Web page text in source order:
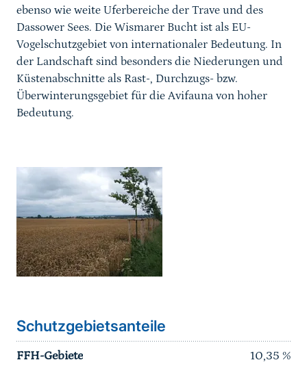
ebenso wie weite Uferbereiche der Trave und des
Dassower Sees. Die Wismarer Bucht ist als EU-
Vogelschutzgebiet von internationaler Bedeutung. In
der Landschaft sind besonders die Niederungen und
Küstenabschnitte als Rast-, Durchzugs- bzw.
Überwinterungsgebiet für die Avifauna von hoher
Bedeutung.
Schutzgebietsanteile
FFH-Gebiete 10,35 %